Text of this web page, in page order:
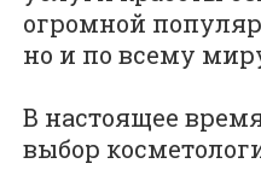
огромной
но и по всему
В настоящее
выбор